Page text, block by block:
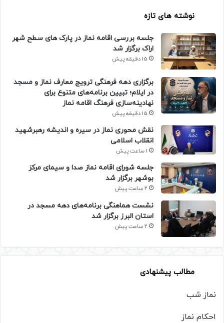
نوشته های تازه
جلسه بررسی اقامه نماز در پارک های سطح شهر
اراک برگزار شد
15 دقیقه پیش
برگزاری دهه فرهنگی ترویج معارف نماز و مسجد
در ایلام؛ تبیین برنامه‌های متنوع برای
نهادینه‌سازی فرهنگ اقامه نماز
15 دقیقه پیش
نقش محوری نماز در سیره و اندیشه رهبرشهید
انقلاب اسلامی
1 ساعت پیش
جلسه شورای اقامه نماز صدا و سیمای مرکز
بوشهر برگزار شد
2 ساعت پیش
نشست هماهنگی برنامه‌های دهه مسجد در
استان البرز برگزار شد
2 ساعت پیش
مطالب پیشنهادی
نماز شب
احکام نماز